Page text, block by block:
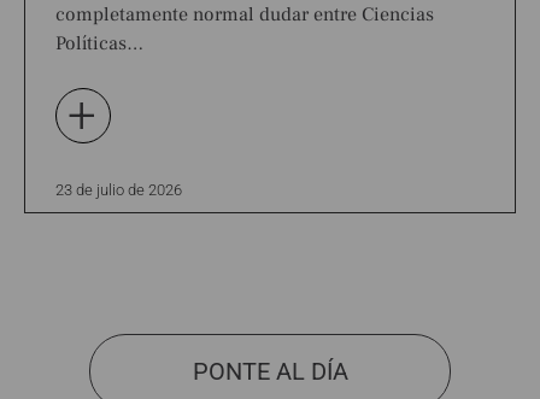
completamente normal dudar entre Ciencias
Políticas…
+
23 de julio de 2026
PONTE AL DÍA